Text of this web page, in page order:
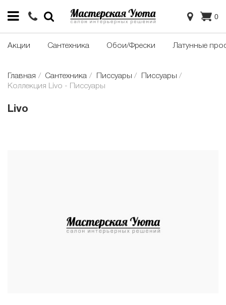
0
Акции Сантехника Обои/Фрески Латунные
Главная Сантехника Писсуары
Писсуары
Коллекция Livo - Писсуары
Livo